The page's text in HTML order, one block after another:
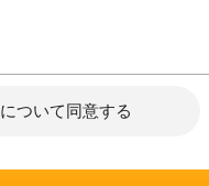
について同意する